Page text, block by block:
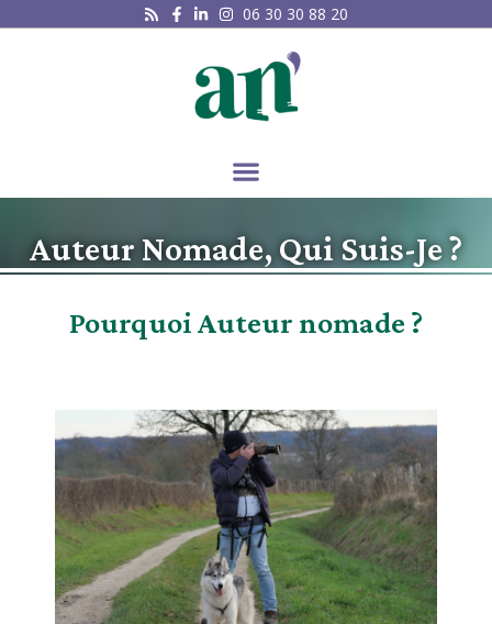
06 30 30 88 20
Auteur Nomade, Qui Suis-Je ?
Pourquoi Auteur nomade ?